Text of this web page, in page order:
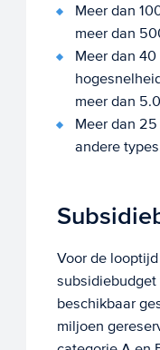
Meer dan
meer dan
Meer dan
meer dan
Meer dan
andere
Voor de
subsidiebudget
beschikbaar
miljoen